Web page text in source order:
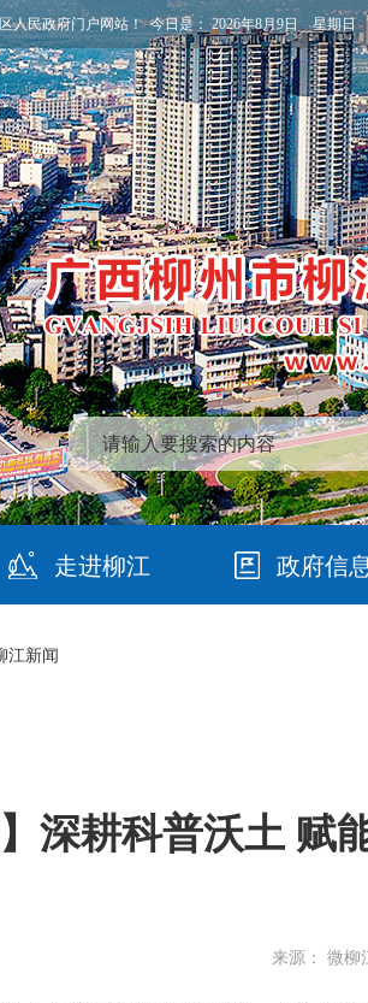
人民政府门户网站！ 今日是：2026年8月9日 星期
走进柳江 政府信
江新闻
】深耕科普沃土
来源： 微柳